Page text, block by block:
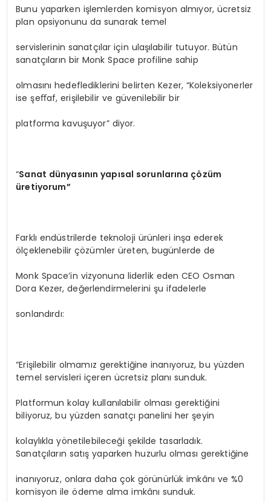
Bunu yaparken işlemlerden komisyon almıyor, ücretsiz
plan opsiyonunu da sunarak temel
servislerinin sanatçılar için ulaşılabilir tutuyor. Bütün
sanatçıların bir Monk Space profiline sahip
olmasını hedeflediklerini belirten Kezer, “Koleksiyonerler
ise şeﬀaf, erişilebilir ve güvenilebilir bir
platforma kavuşuyor” diyor.
“Sanat dünyasının yapısal sorunlarına çözüm
üretiyorum”
Farklı endüstrilerde teknoloji ürünleri inşa ederek
ölçeklenebilir çözümler üreten, bugünlerde de
Monk Space’in vizyonuna liderlik eden CEO Osman
Dora Kezer, değerlendirmelerini şu ifadelerle
sonlandırdı:
“Erişilebilir olmamız gerektiğine inanıyoruz, bu yüzden
temel servisleri içeren ücretsiz planı sunduk.
Platformun kolay kullanılabilir olması gerektiğini
biliyoruz, bu yüzden sanatçı panelini her şeyin
kolaylıkla yönetilebileceği şekilde tasarladık.
Sanatçıların satış yaparken huzurlu olması gerektiğine
inanıyoruz, onlara daha çok görünürlük imkânı ve %0
komisyon ile ödeme alma imkânı sunduk.